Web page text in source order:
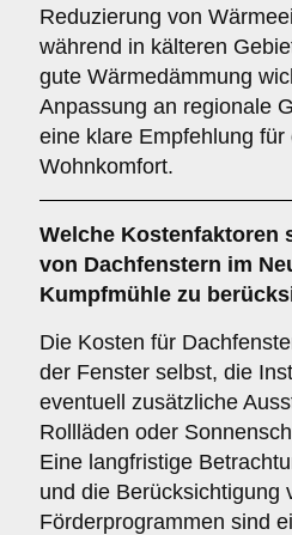
Reduzierung von
während in kälteren
gute Wärmedämmung
Anpassung an regionale
eine klare Empfehlung für
Wohnkomfort.
Welche Kostenfaktoren
von Dachfenstern im
Kumpfmühle zu
Die Kosten für
der Fenster selbst, die
eventuell zusätzliche
Rollläden oder
Eine langfristige
und die Berücksichtigung
Förderprogrammen sind